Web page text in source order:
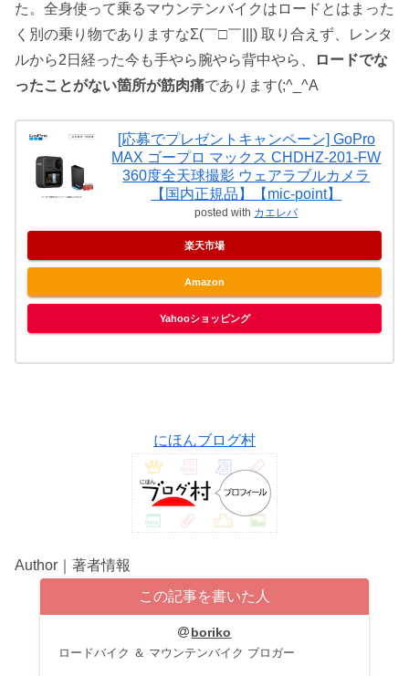
た。全身使って乗るマウンテンバイクはロードとはまった
く別の乗り物でありますなΣ(￣□￣|||) 取り合えず、レンタ
ルから2日経った今も手やら腕やら背中やら、
ロードでな
ったことがない箇所が筋肉痛であります(;^_^A
[応募でプレゼントキャンペーン] GoPro
MAX ゴープロ マックス CHDHZ-201-FW
360度全天球撮影 ウェアラブルカメラ
【国内正規品】【mic-point】
posted with カエレバ
楽天市場
Amazon
Yahooショッピング
にほんブログ村
Author｜著者情報
この記事を書いた人
boriko
ロードバイク ＆ マウンテンバイク ブロガー